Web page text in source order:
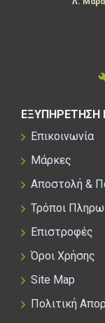
ΕΞΥΠΗΡΕΤΗΣΗ
Επικοινωνία
Μάρκες
Αποστολή &
Τρόποι
Επιστροφές
Όροι Χρήσης
Site Map
Πολιτική